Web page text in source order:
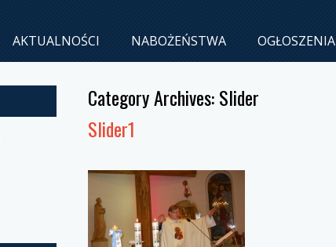
AKTUALNOŚCI NABOŻEŃSTWA OGŁOSZENIA
Category Archives:Slider
Slider1